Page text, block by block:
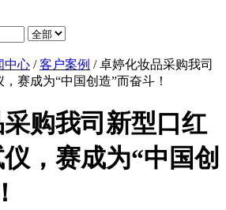
中心 / 客户案例 /卓婷化妆品采购我司
赛成为“中国创造”而奋斗！
购我司新型口红
，赛成为“中国创